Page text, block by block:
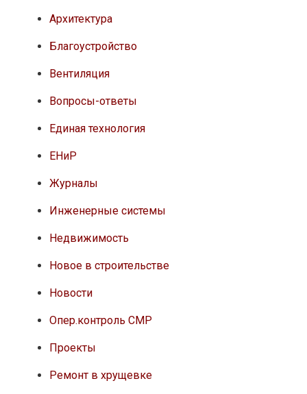
Архитектура
Благоустройство
Вентиляция
Вопросы-ответы
Единая технология
ЕНиР
Журналы
Инженерные системы
Недвижимость
Новое в строительстве
Новости
Опер.контроль СМР
Проекты
Ремонт в хрущевке